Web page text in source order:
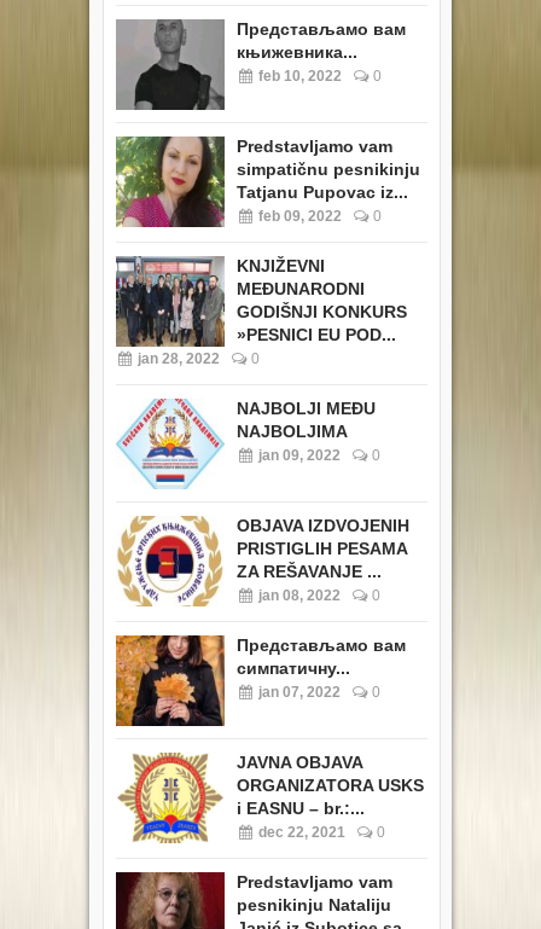
Представљамо вам
књижевника...
feb 10, 2022 0
Predstavljamo vam
simpatičnu pesnikinju
Tatjanu Pupovac iz...
feb 09, 2022 0
KNJIŽEVNI
MEĐUNARODNI
GODIŠNJI KONKURS
»PESNICI EU POD...
jan 28, 2022 0
NAJBOLJI MEĐU
NAJBOLJIMA
jan 09, 2022 0
OBJAVA IZDVOJENIH
PRISTIGLIH PESAMA
ZA REŠAVANJE ...
jan 08, 2022 0
Представљамо вам
симпатичну...
jan 07, 2022 0
JAVNA OBJAVA
ORGANIZATORA USKS
i EASNU – br.:...
dec 22, 2021 0
Predstavljamo vam
pesnikinju Nataliju